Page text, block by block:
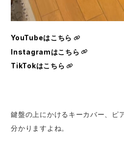
YouTubeはこちら
Instagramはこちら
TikTokはこちら
鍵盤の上にかけるキーカバー、ピ
分かりますよね。